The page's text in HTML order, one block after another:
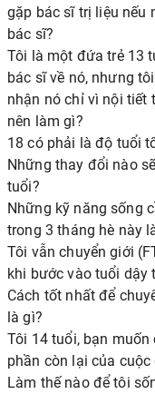
gặp bác sĩ trị liệu nếu
bác sĩ?
Tôi là một đứa trẻ 13
bác sĩ về nó, nhưng
nhận nó chỉ vì nội tiết
nên làm gì?
18 có phải là độ tuổi
Những thay đổi nào
tuổi?
Những kỹ năng sống
trong 3 tháng hè này
Tôi vẫn chuyển giới
khi bước vào tuổi dậy
Cách tốt nhất để
là gì?
Tôi 14 tuổi, bạn
phần còn lại của cuộc
Làm thế nào để tôi